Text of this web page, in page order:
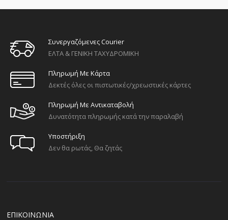
Συνεργαζόμενες Courier
ΕΛΤΑ & ΓΕΝΙΚΗ ΤΑΧΥΔΡΟΜΙΚΗ
Πληρωμή Με Κάρτα
Δεκτές όλες οι πιστωτικές/χρεωστικές κάρτες
Πληρωμή Με Αντικαταβολή
Δυνατότητα πληρωμής κατά την παραλαβή
Υποστήριξη
Δεν θα ρωτάς, Θα ζητάς
ΕΠΙΚΟΙΝΩΝΙΑ